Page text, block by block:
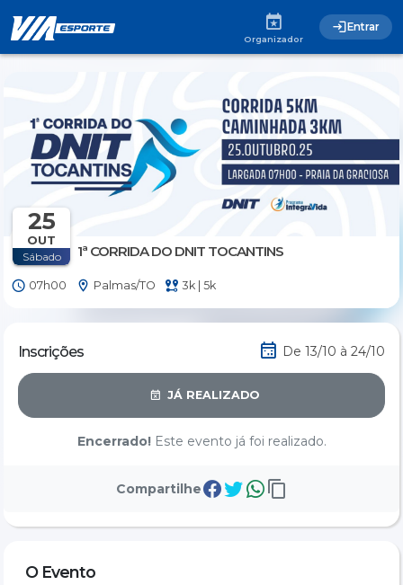
Organizador
Entrar
25
OUT
Sábado 1ª CORRIDA DO DNIT TOCANTINS
07h00 Palmas/TO 3k | 5k
Inscrições De 13/10 à 24/10
JÁ REALIZADO
Encerrado!Este evento já foi realizado.
Compartilhe
O Evento